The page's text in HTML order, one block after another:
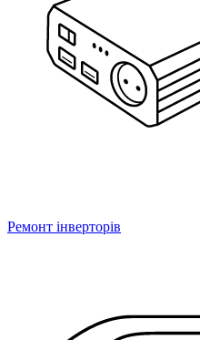
Ремонт інверторів